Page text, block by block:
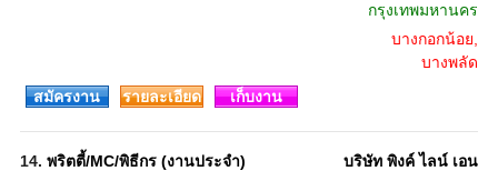
กรุงเทพมหานคร
บางกอกน้อย,
บางพลัด
สมัครงาน
รายละเอียด เก็บงาน
14. พริตตี้/MC/พิธีกร (งานประจำ)
บริษัท พิงค์ ไลน์ เอน